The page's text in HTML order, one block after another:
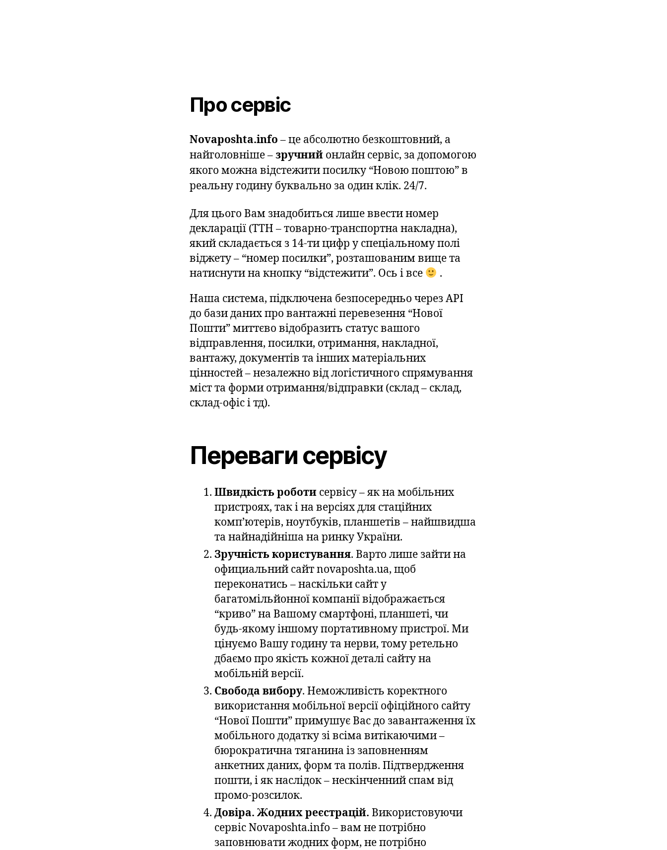
Про сервіс
Novaposhta.info– це абсолютно безкоштовний, а
найголовніше –зручний онлайн сервіс, за допомогою
якого можна відстежити посилку “Новою поштою” в
реальну годину буквально за один клік. 24/7.
Для цього Вам знадобиться лише ввести номер
декларації (ТТН – товарно-транспортна накладна),
який складається з 14-ти цифр у спеціальному полі
віджету – “номер посилки”, розташованим вище та
натиснути на кнопку “відстежити”. Ось і все
.
Наша система, підключена безпосередньо через API
до бази даних про вантажні перевезення “Нової
Пошти” миттєво відобразить статус вашого
відправлення, посилки, отримання, накладної,
вантажу, документів та інших матеріальних
цінностей – незалежно від логістичного спрямування
міст та форми отримання/відправки (склад – склад,
склад-офіс і тд).
Переваги сервісу
Швидкість роботи сервісу – як на мобільних
пристроях, так і на версіях для стаційних
комп’ютерів, ноутбуків, планшетів – найшвидша
та найнадійніша на ринку України.
Зручність користування. Варто лише зайти на
официальний сайт novaposhta.ua, щоб
переконатись – наскільки сайт у
багатомільйонної компанії відображається
“криво” на Вашому смартфоні, планшеті, чи
будь-якому іншому портативному пристрої. Ми
цінуємо Вашу годину та нерви, тому ретельно
дбаємо про якість кожної деталі сайту на
мобільній версії.
Свобода вибору. Неможливість коректного
використання мобільної версії офіційного сайту
“Нової Пошти” примушує Вас до завантаження їх
мобільного додатку зі всіма витікаючими –
бюрократична тяганина із заповненням
анкетних даних, форм та полів. Підтвердження
пошти, і як наслідок – нескінченний спам від
промо-розсилок.
Довіра. Жодних реєстрацій. Використовуючи
сервіс Novaposhta.info – вам не потрібно
заповнювати жодних форм, не потрібно